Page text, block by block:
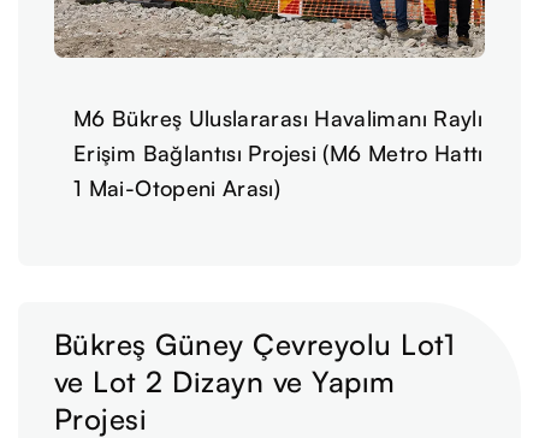
M6 Bükreş Uluslararası Havalimanı Raylı
Erişim Bağlantısı Projesi (M6 Metro Hattı
1 Mai-Otopeni Arası)
Bükreş Güney Çevreyolu Lot1
ve Lot 2 Dizayn ve Yapım
Projesi